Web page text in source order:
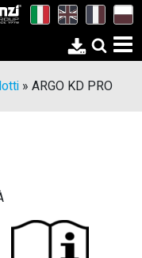
» ARGO KD PRO